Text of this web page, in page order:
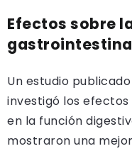
Efectos sobre
Un estudio
investigó los
en la función
mostraron una